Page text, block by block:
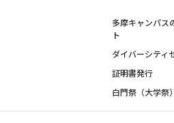
多摩キャンパス
ト
ダイバーシティ
証明書発行
白門祭（大学祭）